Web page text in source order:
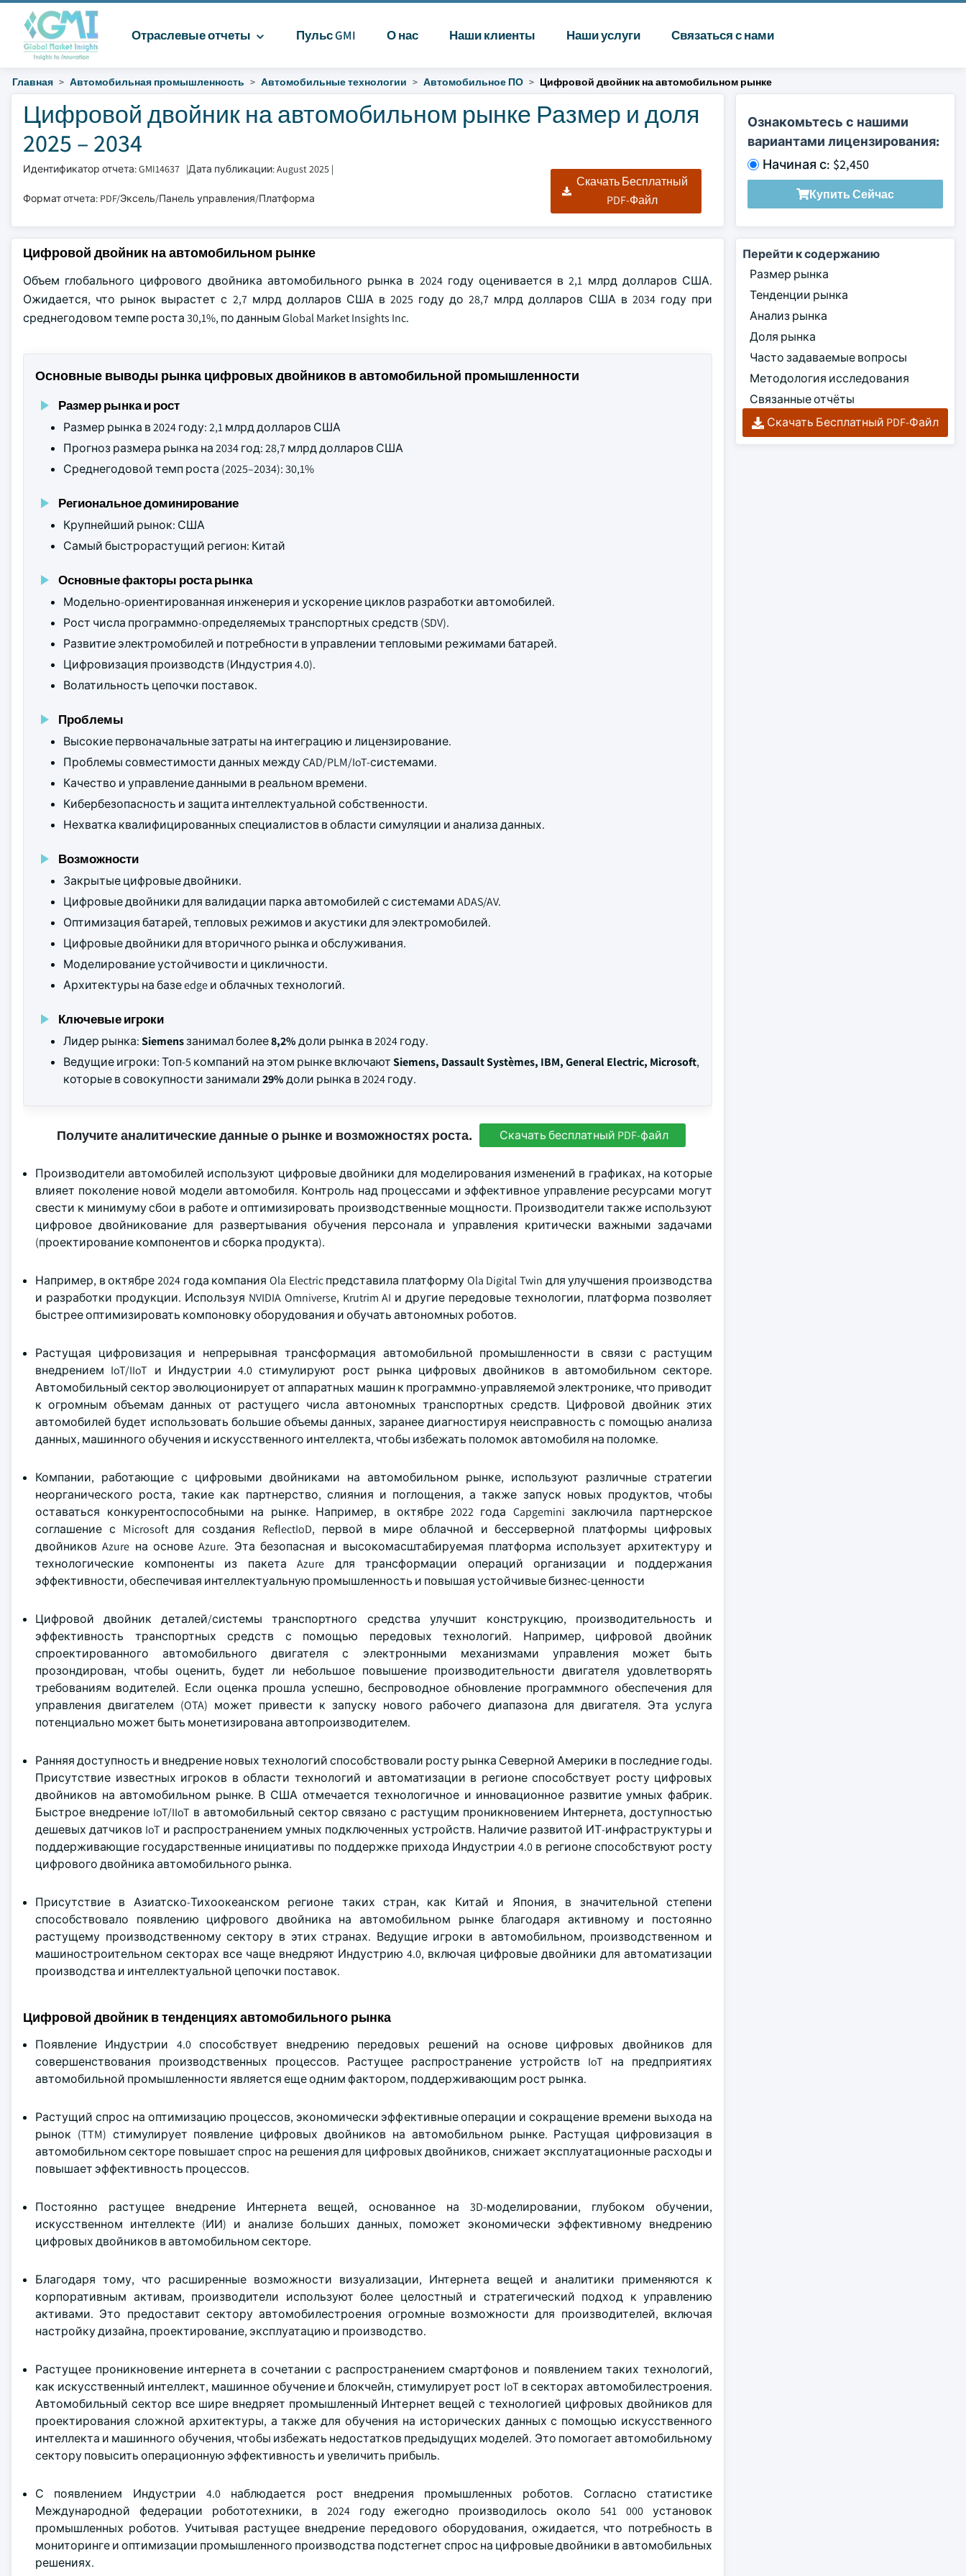
Отраслевые отчеты Пульс GMI О нас Наши клиенты Наши услуги Связаться с нами
Главная Автомобильная промышленность Автомобильные технологии Автомобильное ПО Цифровой двойник на автомобильном рынке
Цифровой двойник на автомобильном рынке Размер и доля
2025 – 2034
Идентификатор отчета: GMI14637 |Дата публикации: August 2025 |
Формат отчета: PDF/Эксель/Панель управления/Платформа
Скачать Бесплатный
PDF-Файл
Ознакомьтесь с нашими
вариантами лицензирования:
Начиная с: $2,450
Купить Сейчас
Цифровой двойник на автомобильном рынке
Объем глобального цифрового двойника автомобильного рынка в 2024 году оценивается в 2,1 млрд долларов США.
Ожидается, что рынок вырастет с 2,7 млрд долларов США в 2025 году до 28,7 млрд долларов США в 2034 году при
среднегодовом темпе роста 30,1%, по данным Global Market Insights Inc.
Основные выводы рынка цифровых двойников в автомобильной промышленности
Размер рынка и рост
Размер рынка в 2024 году: 2,1 млрд долларов США
Прогноз размера рынка на 2034 год: 28,7 млрд долларов США
Среднегодовой темп роста (2025–2034): 30,1%
Региональное доминирование
Крупнейший рынок: США
Самый быстрорастущий регион: Китай
Основные факторы роста рынка
Модельно-ориентированная инженерия и ускорение циклов разработки автомобилей.
Рост числа программно-определяемых транспортных средств (SDV).
Развитие электромобилей и потребности в управлении тепловыми режимами батарей.
Цифровизация производств (Индустрия 4.0).
Волатильность цепочки поставок.
Проблемы
Высокие первоначальные затраты на интеграцию и лицензирование.
Проблемы совместимости данных между CAD/PLM/IoT-системами.
Качество и управление данными в реальном времени.
Кибербезопасность и защита интеллектуальной собственности.
Нехватка квалифицированных специалистов в области симуляции и анализа данных.
Возможности
Закрытые цифровые двойники.
Цифровые двойники для валидации парка автомобилей с системами ADAS/AV.
Оптимизация батарей, тепловых режимов и акустики для электромобилей.
Цифровые двойники для вторичного рынка и обслуживания.
Моделирование устойчивости и цикличности.
Архитектуры на базе edge и облачных технологий.
Ключевые игроки
Лидер рынка:Siemensзанимал более8,2%доли рынка в 2024 году.
Ведущие игроки: Топ-5 компаний на этом рынке включаютSiemens, Dassault Systèmes, IBM, General Electric, Microsoft,
которые в совокупности занимали29%доли рынка в 2024 году.
Получите аналитические данные о рынке и возможностях роста. Скачать бесплатный PDF-файл
Производители автомобилей используют цифровые двойники для моделирования изменений в графиках, на которые
влияет поколение новой модели автомобиля. Контроль над процессами и эффективное управление ресурсами могут
свести к минимуму сбои в работе и оптимизировать производственные мощности. Производители также используют
цифровое двойникование для развертывания обучения персонала и управления критически важными задачами
(проектирование компонентов и сборка продукта).
Например, в октябре 2024 года компания Ola Electric представила платформу Ola Digital Twin для улучшения производства
и разработки продукции. Используя NVIDIA Omniverse, Krutrim AI и другие передовые технологии, платформа позволяет
быстрее оптимизировать компоновку оборудования и обучать автономных роботов.
Растущая цифровизация и непрерывная трансформация автомобильной промышленности в связи с растущим
внедрением IoT/IIoT и Индустрии 4.0 стимулируют рост рынка цифровых двойников в автомобильном секторе.
Автомобильный сектор эволюционирует от аппаратных машин к программно-управляемой электронике, что приводит
к огромным объемам данных от растущего числа автономных транспортных средств. Цифровой двойник этих
автомобилей будет использовать большие объемы данных, заранее диагностируя неисправность с помощью анализа
данных, машинного обучения и искусственного интеллекта, чтобы избежать поломок автомобиля на поломке.
Компании, работающие с цифровыми двойниками на автомобильном рынке, используют различные стратегии
неорганического роста, такие как партнерство, слияния и поглощения, а также запуск новых продуктов, чтобы
оставаться конкурентоспособными на рынке. Например, в октябре 2022 года Capgemini заключила партнерское
соглашение с Microsoft для создания ReflectIoD, первой в мире облачной и бессерверной платформы цифровых
двойников Azure на основе Azure. Эта безопасная и высокомасштабируемая платформа использует архитектуру и
технологические компоненты из пакета Azure для трансформации операций организации и поддержания
эффективности, обеспечивая интеллектуальную промышленность и повышая устойчивые бизнес-ценности
Цифровой двойник деталей/системы транспортного средства улучшит конструкцию, производительность и
эффективность транспортных средств с помощью передовых технологий. Например, цифровой двойник
спроектированного автомобильного двигателя с электронными механизмами управления может быть
прозондирован, чтобы оценить, будет ли небольшое повышение производительности двигателя удовлетворять
требованиям водителей. Если оценка прошла успешно, беспроводное обновление программного обеспечения для
управления двигателем (OTA) может привести к запуску нового рабочего диапазона для двигателя. Эта услуга
потенциально может быть монетизирована автопроизводителем.
Ранняя доступность и внедрение новых технологий способствовали росту рынка Северной Америки в последние годы.
Присутствие известных игроков в области технологий и автоматизации в регионе способствует росту цифровых
двойников на автомобильном рынке. В США отмечается технологичное и инновационное развитие умных фабрик.
Быстрое внедрение IoT/IIoT в автомобильный сектор связано с растущим проникновением Интернета, доступностью
дешевых датчиков IoT и распространением умных подключенных устройств. Наличие развитой ИТ-инфраструктуры и
поддерживающие государственные инициативы по поддержке прихода Индустрии 4.0 в регионе способствуют росту
цифрового двойника автомобильного рынка.
Присутствие в Азиатско-Тихоокеанском регионе таких стран, как Китай и Япония, в значительной степени
способствовало появлению цифрового двойника на автомобильном рынке благодаря активному и постоянно
растущему производственному сектору в этих странах. Ведущие игроки в автомобильном, производственном и
машиностроительном секторах все чаще внедряют Индустрию 4.0, включая цифровые двойники для автоматизации
производства и интеллектуальной цепочки поставок.
Цифровой двойник в тенденциях автомобильного рынка
Появление Индустрии 4.0 способствует внедрению передовых решений на основе цифровых двойников для
совершенствования производственных процессов. Растущее распространение устройств IoT на предприятиях
автомобильной промышленности является еще одним фактором, поддерживающим рост рынка.
Растущий спрос на оптимизацию процессов, экономически эффективные операции и сокращение времени выхода на
рынок (TTM) стимулирует появление цифровых двойников на автомобильном рынке. Растущая цифровизация в
автомобильном секторе повышает спрос на решения для цифровых двойников, снижает эксплуатационные расходы и
повышает эффективность процессов.
Постоянно растущее внедрение Интернета вещей, основанное на 3D-моделировании, глубоком обучении,
искусственном интеллекте (ИИ) и анализе больших данных, поможет экономически эффективному внедрению
цифровых двойников в автомобильном секторе.
Благодаря тому, что расширенные возможности визуализации, Интернета вещей и аналитики применяются к
корпоративным активам, производители используют более целостный и стратегический подход к управлению
активами. Это предоставит сектору автомобилестроения огромные возможности для производителей, включая
настройку дизайна, проектирование, эксплуатацию и производство.
Растущее проникновение интернета в сочетании с распространением смартфонов и появлением таких технологий,
как искусственный интеллект, машинное обучение и блокчейн, стимулирует рост IoT в секторах автомобилестроения.
Автомобильный сектор все шире внедряет промышленный Интернет вещей с технологией цифровых двойников для
проектирования сложной архитектуры, а также для обучения на исторических данных с помощью искусственного
интеллекта и машинного обучения, чтобы избежать недостатков предыдущих моделей. Это помогает автомобильному
сектору повысить операционную эффективность и увеличить прибыль.
С появлением Индустрии 4.0 наблюдается рост внедрения промышленных роботов. Согласно статистике
Международной федерации робототехники, в 2024 году ежегодно производилось около 541 000 установок
промышленных роботов. Учитывая растущее внедрение передового оборудования, ожидается, что потребность в
мониторинге и оптимизации промышленного производства подстегнет спрос на цифровые двойники в автомобильных
решениях.
Перейти к содержанию
Размер рынка
Тенденции рынка
Анализ рынка
Доля рынка
Часто задаваемые вопросы
Методология исследования
Связанные отчёты
Скачать Бесплатный PDF-Файл